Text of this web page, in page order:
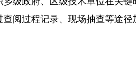
阅过程记录、现场抽查等途